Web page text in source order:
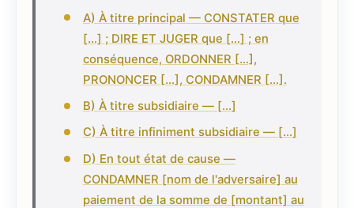
A) À titre principal — CONSTATER que
[…] ; DIRE ET JUGER que […] ; en
conséquence, ORDONNER […],
PRONONCER […], CONDAMNER […].
B) À titre subsidiaire — […]
C) À titre infiniment subsidiaire — […]
D) En tout état de cause —
CONDAMNER [nom de l'adversaire] au
paiement de la somme de [montant] au